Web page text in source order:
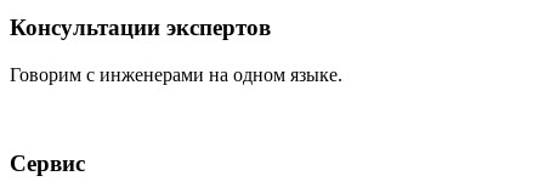
Консультации экспертов
Говорим с инженерами на одном языке.
Сервис